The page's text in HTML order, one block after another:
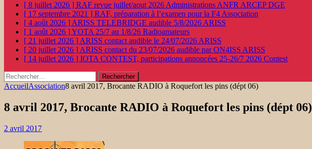
[ 8 juillet 2026 ] RAF revue juillet/aout 2026 Administrations ANFR ARCEP DGE
[ 17 septembre 2021 ] RAF, préparation à l’examen pour la F4 Association
[ 4 août 2026 ] ARISS TELEBRIDGE audible 5/8/2026 ARISS
[ 1 août 2026 ]YOTA 25/7 au 1/8/26 Radioamateurs
[ 21 juillet 2026 ] ARISS contact audible le 24/07/2026 ARISS
[ 20 juillet 2026 ] ARISS contact du 23/07/2026 audible par ON4ISS ARISS
[ 14 juillet 2026 ] IOTA CONTEST, participations annoncées 25-26/7 2026 Contest
Rechercher :
AccueilAssociation8 avril 2017, Brocante RADIO à Roquefort les pins (dépt 06)
8 avril 2017, Brocante RADIO à Roquefort les pins (dépt 06)
2 avril 2017